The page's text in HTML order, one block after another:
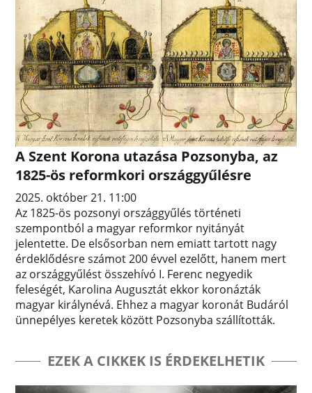
A Szent Korona utazása Pozsonyba, az
1825-ös reformkori országgyűlésre
2025. október 21. 11:00
Az 1825-ös pozsonyi országgyűlés történeti
szempontból a magyar reformkor nyitányát
jelentette. De elsősorban nem emiatt tartott nagy
érdeklődésre számot 200 évvel ezelőtt, hanem mert
az országgyűlést összehívó I. Ferenc negyedik
feleségét, Karolina Augusztát ekkor koronázták
magyar királynévá. Ehhez a magyar koronát Budáról
ünnepélyes keretek között Pozsonyba szállították.
EZEK A CIKKEK IS ÉRDEKELHETIK